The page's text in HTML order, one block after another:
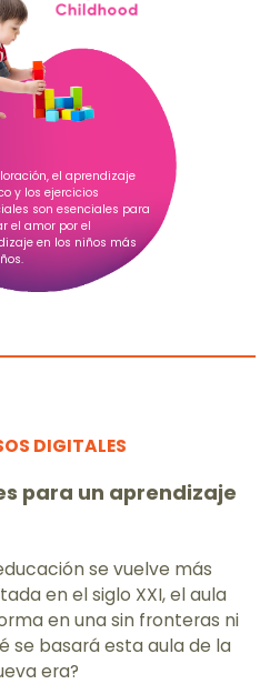
el aprendizaje
y los ejercicios
son esenciales para
el amor por el
en los niños más
información
DIGITALES
para un aprendizaje
se vuelve más
en el siglo XXI, el aula
en una sin fronteras ni
se basará esta aula de la
era?